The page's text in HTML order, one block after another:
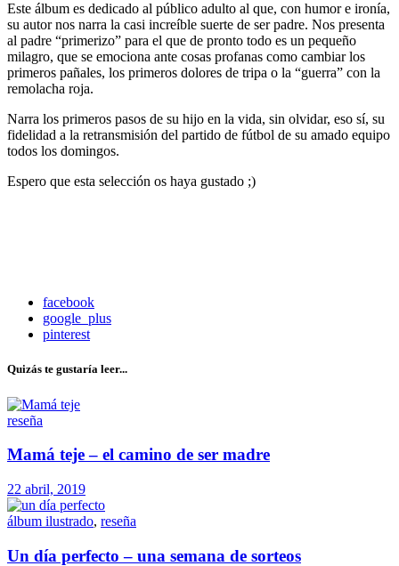
Este álbum es dedicado al público adulto al que, con humor e ironía,
su autor nos narra la casi increíble suerte de ser padre. Nos presenta
al padre “primerizo” para el que de pronto todo es un pequeño
milagro, que se emociona ante cosas profanas como cambiar los
primeros pañales, los primeros dolores de tripa o la “guerra” con la
remolacha roja.
Narra los primeros pasos de su hijo en la vida, sin olvidar, eso sí, su
fidelidad a la retransmisión del partido de fútbol de su amado equipo
todos los domingos.
Espero que esta selección os haya gustado ;)
facebook
google_plus
pinterest
Quizás te gustaría leer...
reseña
Mamá teje – el camino de ser madre
22 abril, 2019
álbum ilustrado, reseña
Un día perfecto – una semana de sorteos